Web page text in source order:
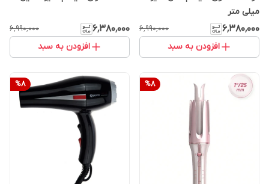
میلی متر
۶٬۳۸۰٬۰۰۰ ۶٬۹۹۰٬۰۰۰
افزودن به سبد
۶٬۳۸۰٬۰۰۰ ۶٬۹۹۰٬۰۰۰
افزودن به سبد
%8
%8